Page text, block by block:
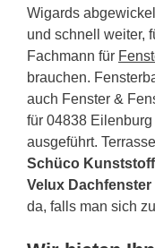
Wigards
und schnell weiter,
Fachmann für
brauchen.
auch Fenster &
für 04838
ausgeführt.
Schüco
Velux Dachfenster
da, falls man sich